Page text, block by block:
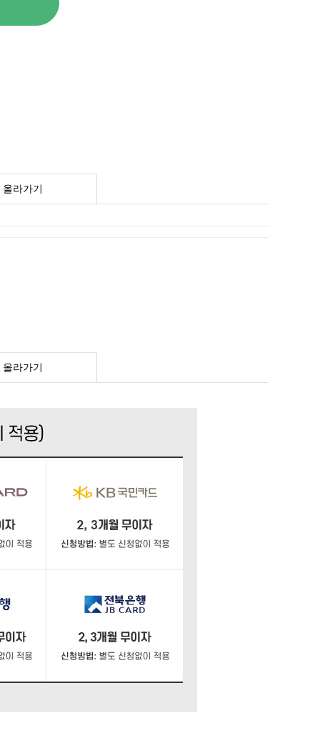
라가기
라가기